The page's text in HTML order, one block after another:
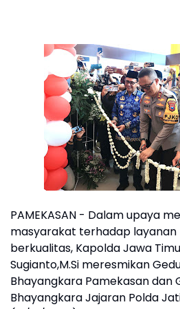
PAMEKASAN - Dalam upaya
masyarakat terhadap layanan
berkualitas, Kapolda Jawa
Sugianto,M.Si meresmikan
Bhayangkara Pamekasan dan
Bhayangkara Jajaran Polda